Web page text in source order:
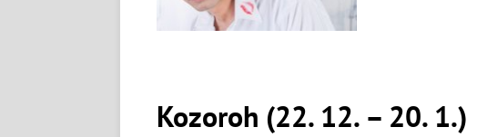
Kozoroh (22. 12. – 20. 1.)